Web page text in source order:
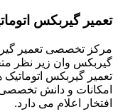
تعمیر گیربکس
مرکز تخصصی تعمیر
گیربکس وان زیر نظر
تعمیر گیربکس
امکانات و دانش
افتخار اعلام می دارد.